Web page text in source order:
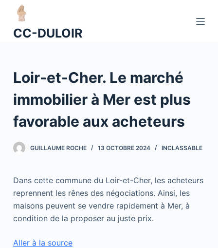
u
o
n
CC-DULOIR
Loir-et-Cher. Le marché
immobilier à Mer est plus
favorable aux acheteurs
GUILLAUME ROCHE 13 OCTOBRE 2024 INCLASSABLE
Dans cette commune du Loir-et-Cher, les acheteurs
reprennent les rênes des négociations. Ainsi, les
maisons peuvent se vendre rapidement à Mer, à
condition de la proposer au juste prix.
Aller à la source